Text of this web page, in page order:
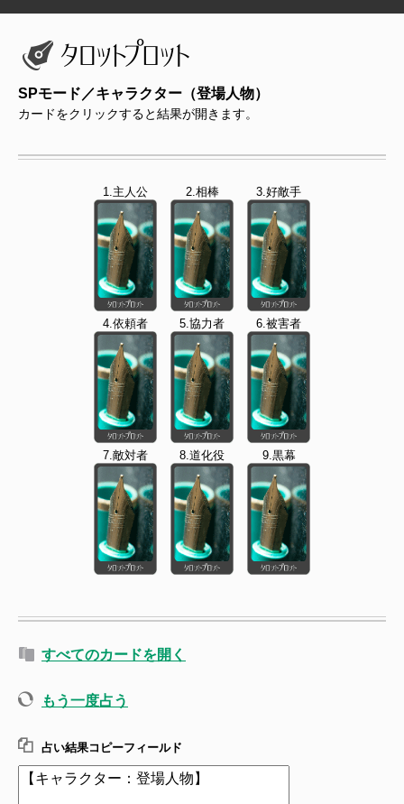
SPモード／キャラクター（登場人物）
カードをクリックすると結果が開きます。
1.主人公 2.相棒 3.好敵手
4.依頼者 5.協力者 6.被害者
7.敵対者 8.道化役 9.黒幕
すべてのカードを開く
もう一度占う
占い結果コピーフィールド